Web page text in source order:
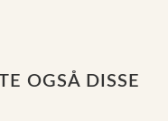
OGSÅ DISSE